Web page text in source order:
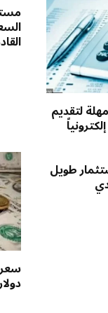
لتقديم
طويل